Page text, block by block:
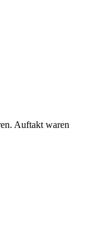
Auftakt waren